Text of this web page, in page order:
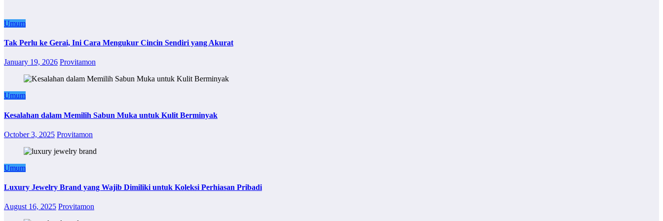
Umum
Tak Perlu ke Gerai, Ini Cara Mengukur Cincin Sendiri yang Akurat
January 19, 2026 Provitamon
Umum
Kesalahan dalam Memilih Sabun Muka untuk Kulit Berminyak
October 3, 2025 Provitamon
Umum
Luxury Jewelry Brand yang Wajib Dimiliki untuk Koleksi Perhiasan Pribadi
August 16, 2025 Provitamon